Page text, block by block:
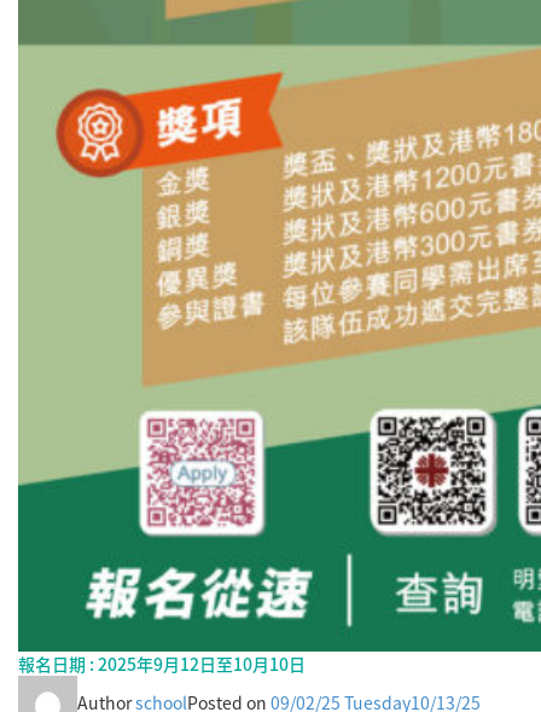
報名日期 : 2025年9月12日至10月10日
AuthorschoolPosted on 09/02/25 Tuesday10/13/25